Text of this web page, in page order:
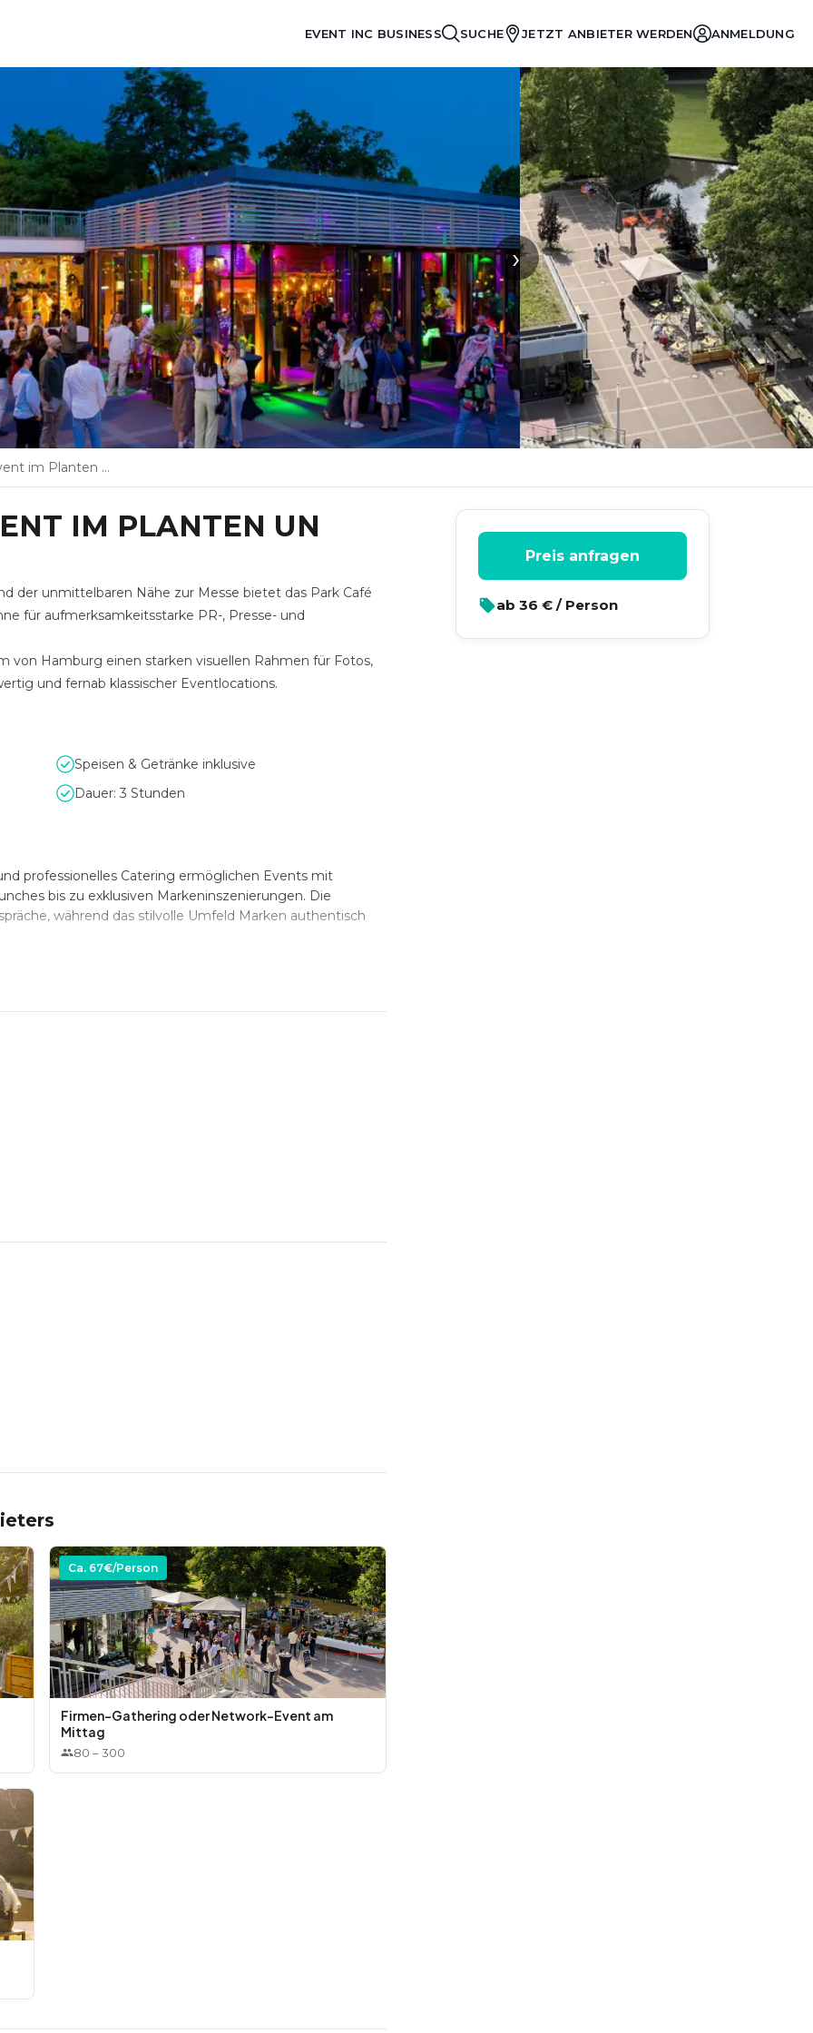
EVENT INC BUSINESS SUCHE JETZT ANBIETER WERDEN ANMELDUNG
›
Planten un Blomen
IM PLANTEN UN
der unmittelbaren Nähe zur Messe bietet das Park Café
für aufmerksamkeitsstarke PR-, Presse- und
von Hamburg einen starken visuellen Rahmen für Fotos,
und fernab klassischer Eventlocations.
Speisen & Getränke inklusive
Dauer: 3 Stunden
professionelles Catering ermöglichen Events mit
bis zu exklusiven Markeninszenierungen. Die
während das stilvolle Umfeld Marken authentisch
Ca. 67€/Person
Firmen-Gathering oder Network-Event am
Mittag
80 –300
Preis anfragen
ab 36 € / Person